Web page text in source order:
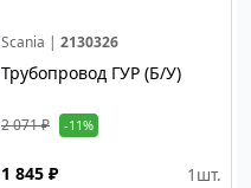
Scania | 2130326
Трубопровод ГУР (Б/У)
2 071 ₽ -11%
1 845 ₽ 1 шт.